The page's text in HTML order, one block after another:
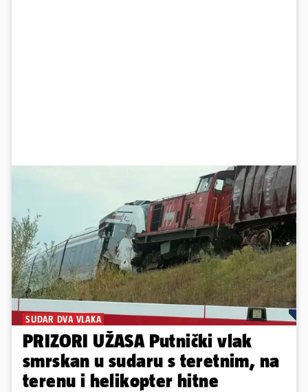
SUDAR DVA VLAKA
PRIZORI UŽASA Putnički vlak
smrskan u sudaru s teretnim, na
terenu i helikopter hitne